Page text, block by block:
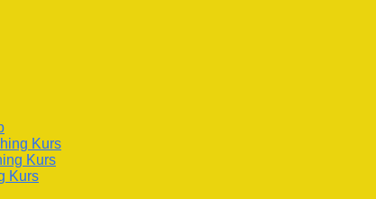
Kurs
Kurs
Kurs